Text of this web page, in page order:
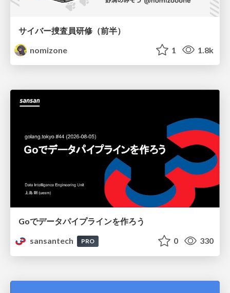
サイバー捜査員研修（前半）
nomizone
1 1.8k
Goでデータパイプラインを作ろう
sansantech
PRO 0 330